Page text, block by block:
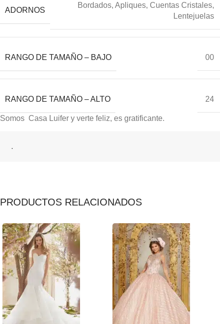
ADORNOS
Bordados, Apliques, Cuentas Cristales,
Lentejuelas
RANGO DE TAMAÑO – BAJO 00
RANGO DE TAMAÑO – ALTO 24
Somos Casa Luifer y verte feliz, es gratificante.
.
PRODUCTOS RELACIONADOS